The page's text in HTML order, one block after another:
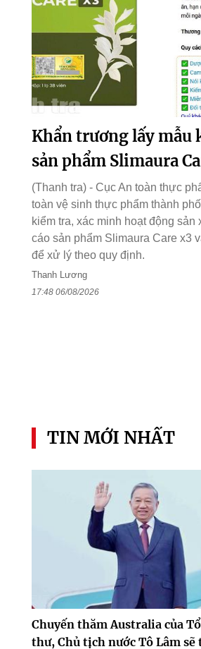
Khẩn trương lấy mẫu
sản phẩm Slimaura
(Thanh tra) - Cục An toàn thực
toàn vệ sinh thực phẩm thành
kiểm tra, xác minh hoạt động sản
cáo sản phẩm Slimaura Care x3
để xử lý theo quy định.
Thanh Lương
17:48 06/08/2026
TIN MỚI NHẤT
Chuyến thăm Australia của
thư, Chủ tịch nước Tô Lâm sẽ